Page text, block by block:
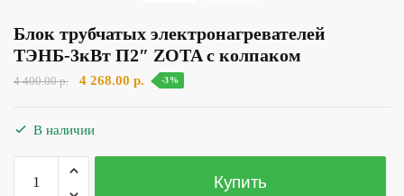
Блок трубчатых электронагревателей
ТЭНБ-3кВт П2″ ZOTA с колпаком
4 400.00р.
Первоначальная
400.00 р..
4 268.00 р. Текущая
-3%
В наличии
Количество
товара
Купить